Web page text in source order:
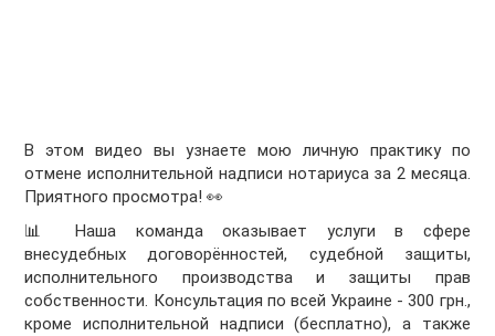
В этом видео вы узнаете мою личную практику по
отмене исполнительной надписи нотариуса за 2 месяца.
Приятного просмотра! 👀
📊 Наша команда оказывает услуги в сфере
внесудебных договорённостей, судебной защиты,
исполнительного производства и защиты прав
собственности. Консультация по всей Украине - 300 грн.,
кроме исполнительной надписи (бесплатно), а также